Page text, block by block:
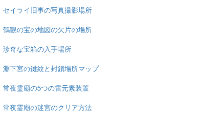
セイライ旧事の写真撮影場所
鶴観の宝の地図の欠片の場所
珍奇な宝箱の入手場所
淵下宮の鍵紋と封鎖場所マップ
常夜霊廟の5つの雷元素装置
常夜霊廟の迷宮のクリア方法